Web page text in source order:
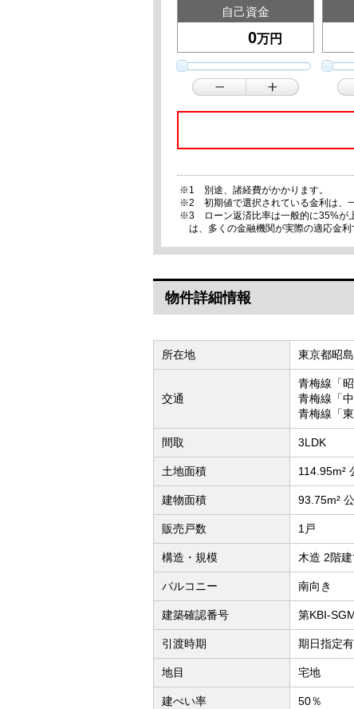
自己資金
万円
※1 別途、諸経費がかかります。
※2 初期値で選択されている金利は、
※3 ローン返済比率は一般的に35%が
は、多くの金融機関が実際の適応金利
物件詳細情報
所在地 東京都昭
交通
青梅線「
青梅線「
青梅線「
間取 3LDK
土地面積 114.95m²
建物面積 93.75m²
販売戸数 1戸
構造・規模 木造 2階建
バルコニー 南向き
建築確認番号 第KBI-
引渡時期 期日指定
地目 宅地
建ぺい率 50％